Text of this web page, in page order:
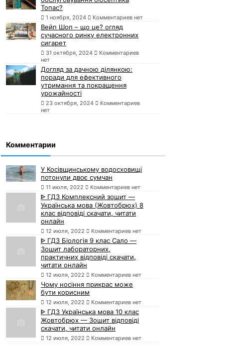
Топас?
1 ноября, 2024 Комментариев нет
Вейп Шоп – що це? огляд
сучасного ринку електронних
сигарет
31 октября, 2024
Комментариев
нет
Догляд за дачною ділянкою:
поради для ефективного
утримання та покращення
урожайності
23 октября, 2024
Комментариев
нет
Комментарии
У Косівщинському водосховищі
потонули двоє сумчан
11 июля, 2022 Комментариев нет
ᐈ ГДЗ Комплексний зошит —
Українська мова (Жовтобрюх) 8
клас відповіді скачати, читати
онлайн
12 июля, 2022 Комментариев нет
ᐈ ГДЗ Біологія 9 клас Сало —
Зошит лабораторних,
практичних відповіді скачати,
читати онлайн
12 июля, 2022 Комментариев нет
Чому носіння прикрас може
бути корисним
12 июля, 2022 Комментариев нет
ᐈ ГДЗ Українська мова 10 клас
Жовтобрюх — Зошит відповіді
скачати, читати онлайн
12 июля, 2022 Комментариев нет